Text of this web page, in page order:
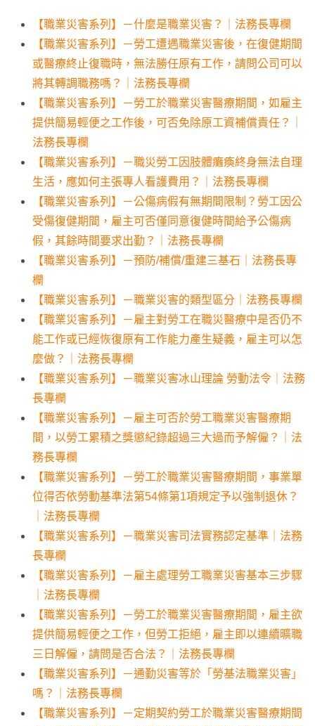
【職業災害系列】－什麼是職業災害？｜法務長專欄
【職業災害系列】－勞工遭遇職業災害後，在復健期間
或醫療終止復職時，無法勝任原有工作，請問公司可以
將其轉調職務嗎？｜法務長專欄
【職業災害系列】－勞工於職業災害醫療期間，如雇主
提供簡易輕便之工作後，可否免除原工資補償責任？｜
法務長專欄
【職業災害系列】－職災勞工因肢體癱瘓終身無法自理
生活，應如何主張專人看護費用？｜法務長專欄
【職業災害系列】－公傷病假有無期間限制？勞工因公
受傷復健期間，雇主可否僅同意復健時間給予公傷病
假，其餘時間要求出勤？｜法務長專欄
【職業災害系列】－預防/補償/重建三基石｜法務長專
欄
【職業災害系列】－職業災害的類型區分｜法務長專欄
【職業災害系列】－雇主對勞工在職災醫療中是否仍不
能工作或已經恢復原有工作能力產生疑義，雇主可以怎
麼做？｜法務長專欄
【職業災害系列】－職業災害冰山理論 勞動法令｜法務
長專欄
【職業災害系列】－雇主可否於勞工職業災害醫療期
間，以勞工累積之獎懲紀錄超過三大過而予解僱？｜法
務長專欄
【職業災害系列】－勞工於職業災害醫療期間，事業單
位得否依勞動基準法第54條第1項規定予以強制退休？
｜法務長專欄
【職業災害系列】－職業災害司法實務認定基準｜法務
長專欄
【職業災害系列】－雇主處理勞工職業災害基本三步驟
｜法務長專欄
【職業災害系列】－勞工於職業災害醫療期間，雇主欲
提供簡易輕便之工作，但勞工拒絕，雇主即以連續曠職
三日解僱，請問是否合法？｜法務長專欄
【職業災害系列】－通勤災害等於「勞基法職業災害」
嗎？｜法務長專欄
【職業災害系列】－定期契約勞工於職業災害醫療期間